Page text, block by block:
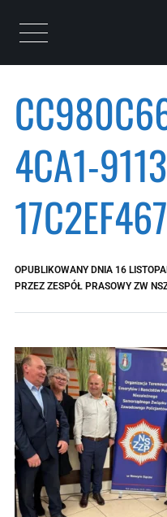
Otwórz menu
4CA1-
OPUBLIKOWANY DNIA 16
PRZEZ ZESPÓŁ PRASOWY ZW